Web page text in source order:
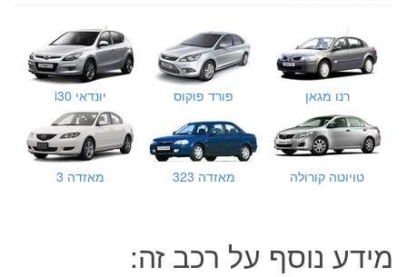
רנו מגאן פורד פוקוס יונדאי i30
טויוטה קורולה מאזדה 323 מאזדה 3
מידע נוסף על רכב זה: